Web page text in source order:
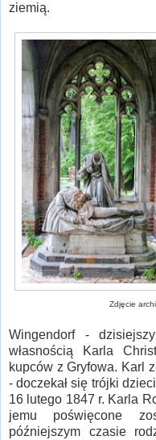
ziemią.
Zdjęcie
Wingendorf -
własnością Karla
kupców z Gryfowa. Karl
- doczekał się trójki
16 lutego 1847 r. Karla
jemu poświęcone
późniejszym czasie